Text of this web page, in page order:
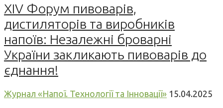
XIV Форум пивоварів,
дистиляторів та виробників
напоїв: Незалежні броварні
України закликають пивоварів до
єднання!
Журнал «Напої. Технології та Інновації» 15.04.2025